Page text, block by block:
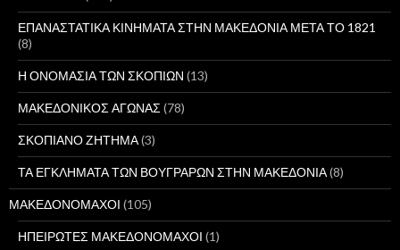
ΕΠΑΝΑΣΤΑΤΙΚΑ ΚΙΝΗΜΑΤΑ ΣΤΗΝ ΜΑΚΕΔΟΝΙΑ ΜΕΤΑ ΤΟ 1821
(8)
Η ΟΝΟΜΑΣΙΑ ΤΩΝ ΣΚΟΠΙΩΝ (13)
ΜΑΚΕΔΟΝΙΚΟΣ ΑΓΩΝΑΣ (78)
ΣΚΟΠΙΑΝΟ ΖΗΤΗΜΑ(3)
ΤΑ ΕΓΚΛΗΜΑΤΑ ΤΩΝ ΒΟΥΓΡΑΡΩΝ ΣΤΗΝ ΜΑΚΕΔΟΝΙΑ(8)
ΜΑΚΕΔΟΝΟΜΑΧΟΙ (105)
ΗΠΕΙΡΩΤΕΣ ΜΑΚΕΔΟΝΟΜΑΧΟΙ (1)